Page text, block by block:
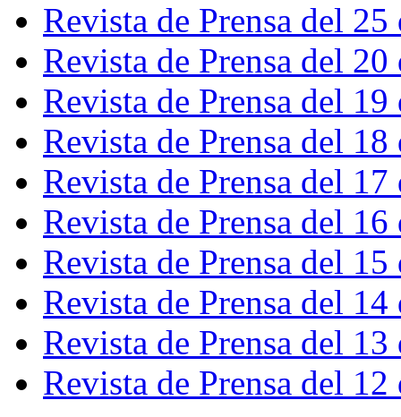
Revista de Prensa del
Revista de Prensa del
Revista de Prensa del
Revista de Prensa del
Revista de Prensa del
Revista de Prensa del
Revista de Prensa del
Revista de Prensa del
Revista de Prensa del
Revista de Prensa del